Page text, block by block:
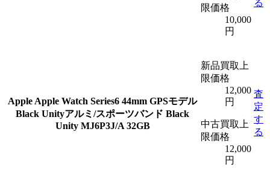
限価格
10,000
円
る
Apple Apple Watch Series6 44mm GPSモデル
Black Unityアルミ/スポーツバンド Black
Unity MJ6P3J/A 32GB
新品買取上
限価格
12,000
円
中古買取上
限価格
12,000
円
査
定
す
る